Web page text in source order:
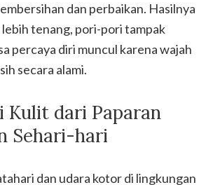
dan perbaikan. Hasilnya
lebih tenang, pori-pori tampak
percaya diri muncul karena wajah
secara alami.
Kulit dari Paparan
Sehari-hari
dan udara kotor di lingkungan